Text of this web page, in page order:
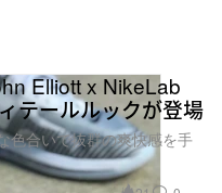
Elliott x NikeLab
テールルックが登場
色合いで抜群の爽快感を手